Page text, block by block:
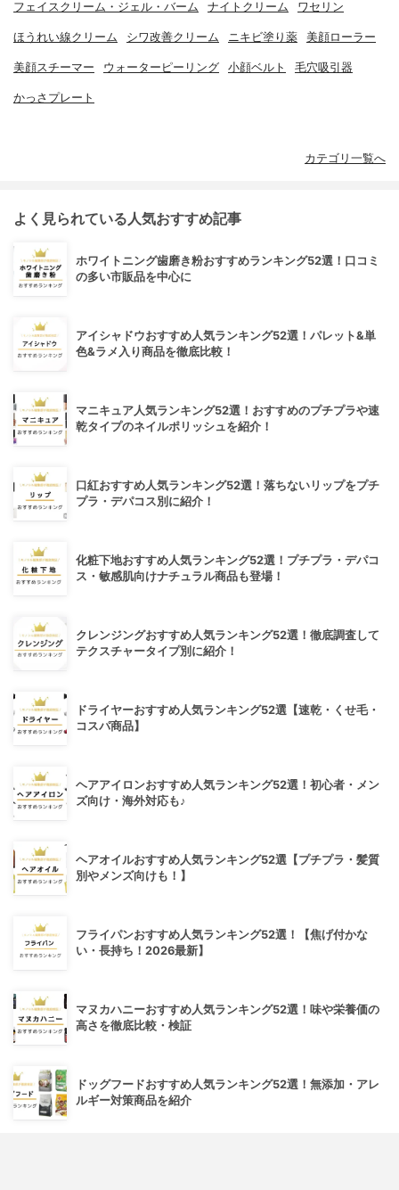
フェイスクリーム・ジェル・バーム ナイトクリーム ワセリン
ほうれい線クリーム シワ改善クリーム ニキビ塗り薬 美顔ローラー
美顔スチーマー ウォーターピーリング 小顔ベルト 毛穴吸引器
かっさプレート
カテゴリ一覧へ
よく見られている人気おすすめ記事
ホワイトニング歯磨き粉おすすめランキング52選！口コミ
の多い市販品を中心に
アイシャドウおすすめ人気ランキング52選！パレット&単
色&ラメ入り商品を徹底比較！
マニキュア人気ランキング52選！おすすめのプチプラや速
乾タイプのネイルポリッシュを紹介！
口紅おすすめ人気ランキング52選！落ちないリップをプチ
プラ・デパコス別に紹介！
化粧下地おすすめ人気ランキング52選！プチプラ・デパコ
ス・敏感肌向けナチュラル商品も登場！
クレンジングおすすめ人気ランキング52選！徹底調査して
テクスチャータイプ別に紹介！
ドライヤーおすすめ人気ランキング52選【速乾・くせ毛・
コスパ商品】
ヘアアイロンおすすめ人気ランキング52選！初心者・メン
ズ向け・海外対応も♪
ヘアオイルおすすめ人気ランキング52選【プチプラ・髪質
別やメンズ向けも！】
フライパンおすすめ人気ランキング52選！【焦げ付かな
い・長持ち！2026最新】
マヌカハニーおすすめ人気ランキング52選！味や栄養価の
高さを徹底比較・検証
ドッグフードおすすめ人気ランキング52選！無添加・アレ
ルギー対策商品を紹介